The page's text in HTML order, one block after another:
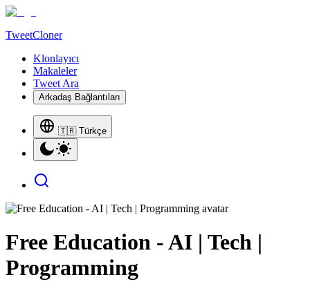
TweetCloner
Klonlayıcı
Makaleler
Tweet Ara
Arkadaş Bağlantıları
🇹🇷 Türkçe
Free Education - AI | Tech |
Programming